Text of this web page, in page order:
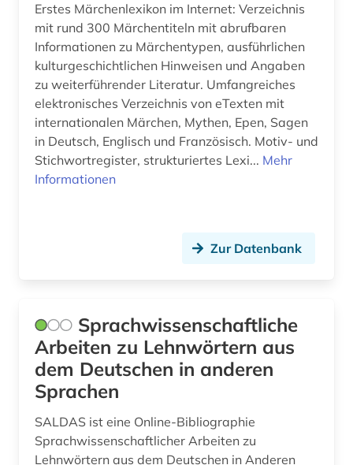
internationale beziehungen (1)
internationales handelsrecht (1)
internationales recht (1)
internationales strafrecht (1)
internationales umweltrecht (1)
islamwissenschaft (2)
italianistik (7)
italien (4)
Erstes Märchenlexikon im Internet: Verzeichnis
mit rund 300 Märchentiteln mit abrufbaren
Informationen zu Märchentypen, ausführlichen
kulturgeschichtlichen Hinweisen und Angaben
zu weiterführender Literatur. Umfangreiches
elektronisches Verzeichnis von eTexten mit
internationalen Märchen, Mythen, Epen, Sagen
in Deutsch, Englisch und Französisch. Motiv- und
Stichwortregister, strukturiertes Lexi... Mehr
Informationen
Zur Datenbank
Sprachwissenschaftliche
Arbeiten zu Lehnwörtern aus
dem Deutschen in anderen
Sprachen
SALDAS ist eine Online-Bibliographie
Sprachwissenschaftlicher Arbeiten zu
Lehnwörtern aus dem Deutschen in Anderen